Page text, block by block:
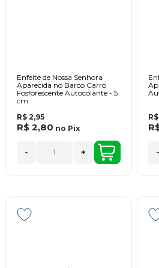
Enfeite de Nossa Senhora
Aparecida no Barco Carro
Fosforescente Autocolante - 5
cm
R$ 2,95
R$ 2,80 no Pix
- + -